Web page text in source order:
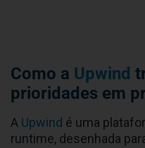
Como a Upwind
prioridades em
A Upwind é uma
runtime, desenhada